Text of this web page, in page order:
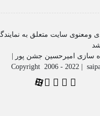
ومعنوی سایت متعلق به
سازی امیرحسین جشن پور |
Copyright 2006 - 2022 |